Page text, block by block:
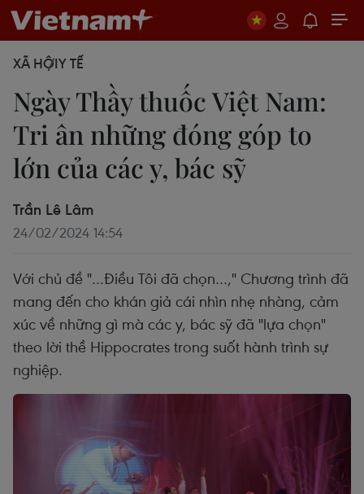
XÃ HỘIY TẾ
Ngày Thầy thuốc Việt Nam:
Tri ân những đóng góp to
lớn của các y, bác sỹ
Trần Lê Lâm
24/02/2024 14:54
Với chủ đề "…Điều Tôi đã chọn…," Chương trình đã
mang đến cho khán giả cái nhìn nhẹ nhàng, cảm
xúc về những gì mà các y, bác sỹ đã "lựa chọn"
theo lời thề Hippocrates trong suốt hành trình sự
nghiệp.